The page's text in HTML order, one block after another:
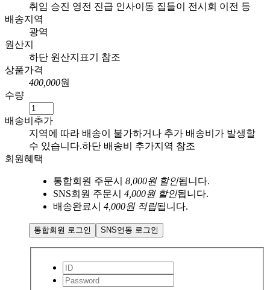
취임 승진 영전 진급 인사이동 집들이 전시회 이전 등
배송지역
광역
원산지
하단 원산지표기 참조
상품가격
400,000원
수량
배송비추가
지역에 따라 배송이 불가하거나 추가 배송비가 발생할
수 있습니다.하단 배송비 추가지역 참조
회원혜택
통합회원 주문시 8,000원 할인됩니다.
SNS회원 주문시 4,000원 할인됩니다.
배송완료시 4,000원 적립됩니다.
통합회원 로그인 SNS연동 로그인